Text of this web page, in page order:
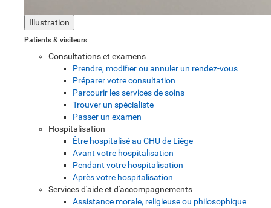
Illustration
Patients & visiteurs
Consultations et examens
Prendre, modifier ou annuler un rendez-vous
Préparer votre consultation
Parcourir les services de soins
Trouver un spécialiste
Passer un examen
Hospitalisation
Être hospitalisé au CHU de Liège
Avant votre hospitalisation
Pendant votre hospitalisation
Après votre hospitalisation
Services d'aide et d'accompagnements
Assistance morale, religieuse ou philosophique